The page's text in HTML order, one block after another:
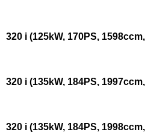
320 i (125kW, 170PS,
320 i (135kW, 184PS,
320 i (135kW, 184PS,